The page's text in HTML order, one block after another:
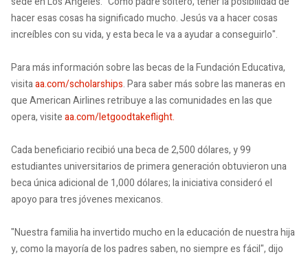
hacer esas cosas ha significado mucho. Jesús va a hacer cosas
increíbles con su vida, y esta beca le va a ayudar a conseguirlo".
Para más información sobre las becas de la Fundación Educativa,
visitaaa.com/scholarships. Para saber más sobre las maneras en
que American Airlines retribuye a las comunidades en las que
opera, visiteaa.com/letgoodtakeflight.
Cada beneficiario recibió una beca de 2,500 dólares, y 99
estudiantes universitarios de primera generación obtuvieron una
beca única adicional de 1,000 dólares; la iniciativa consideró el
apoyo para tres jóvenes mexicanos.
"Nuestra familia ha invertido mucho en la educación de nuestra hija
y, como la mayoría de los padres saben, no siempre es fácil", dijo